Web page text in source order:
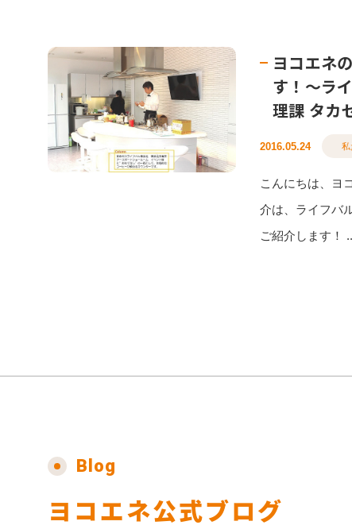
ヨコエネ
す！〜ラ
理課 タカ
2016.05.24 私
こんにちは、ヨ
介は、ライフバ
ご紹介します！
Blog
ヨコエネ公式ブログ